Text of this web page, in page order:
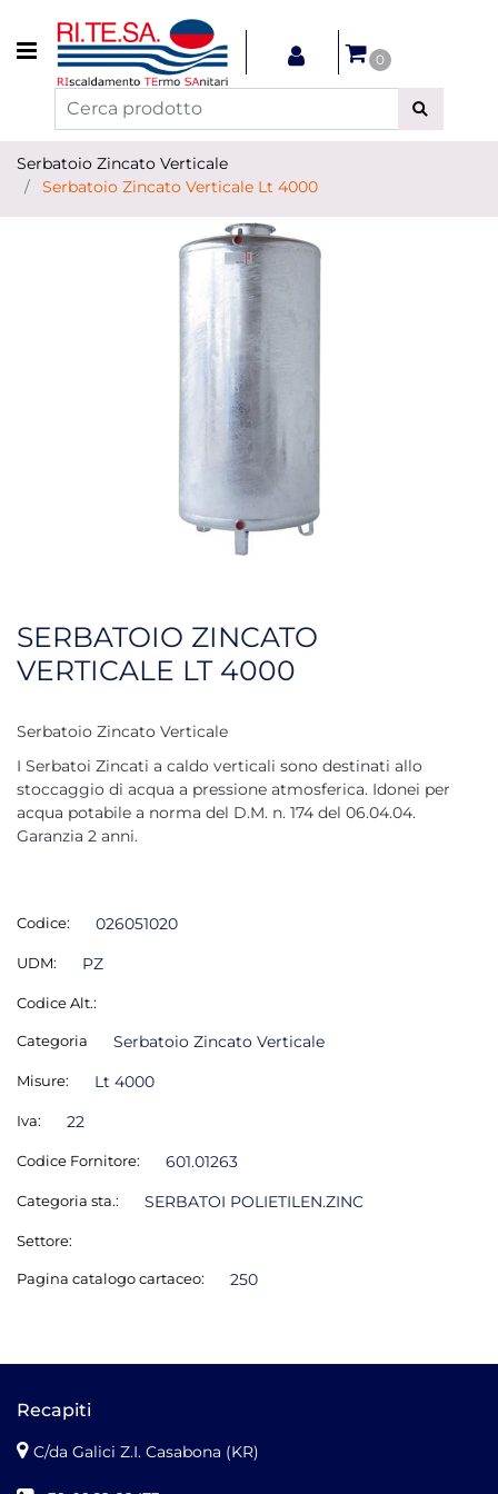
Open menu
0
Serbatoio Zincato Verticale
Serbatoio Zincato Verticale Lt 4000
SERBATOIO ZINCATO
VERTICALE LT 4000
Serbatoio Zincato Verticale
I Serbatoi Zincati a caldo verticali sono destinati allo
stoccaggio di acqua a pressione atmosferica. Idonei per
acqua potabile a norma del D.M. n. 174 del 06.04.04.
Garanzia 2 anni.
Codice: 026051020
UDM: PZ
Codice Alt.:
Categoria Serbatoio Zincato Verticale
Misure: Lt 4000
Iva: 22
Codice Fornitore: 601.01263
Categoria sta.: SERBATOI POLIETILEN.ZINC
Settore:
Pagina catalogo cartaceo: 250
Recapiti
C/da Galici Z.I. Casabona (KR)